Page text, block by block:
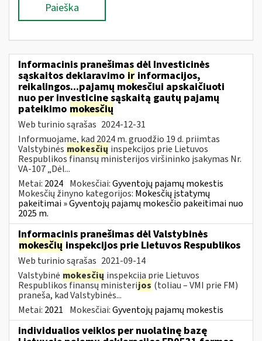
Paieška
Informacinis pranešimas dėl Investicinės
sąskaitos deklaravimo ir informacijos,
reikalingos...pajamų mokesčiui apskaičiuoti
nuo per investicinę sąskaitą gautų pajamų
pateikimo mokesčių
Web turinio sąrašas 2024-12-31
Informuojame, kad 2024 m. gruodžio 19 d. priimtas
Valstybinės mokesčių inspekcijos prie Lietuvos
Respublikos finansų ministerijos viršininko įsakymas Nr.
VA-107 „Dėl...
Metai: 2024 Mokesčiai:Gyventojų pajamų mokestis
Mokesčių žinyno kategorijos: Mokesčių įstatymų
pakeitimai » Gyventojų pajamų mokesčio pakeitimai nuo
2025 m.
Informacinis pranešimas dėl Valstybinės
mokesčių inspekcijos prie Lietuvos Respublikos
Web turinio sąrašas 2021-09-14
Valstybinė mokesčių inspekcija prie Lietuvos
Respublikos finansų ministerijos (toliau – VMI prie FM)
praneša, kad Valstybinės...
Metai: 2021 Mokesčiai:Gyventojų pajamų mokestis
individualios veiklos per nuolatinę bazę